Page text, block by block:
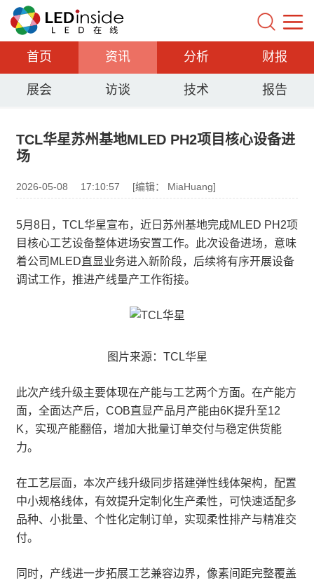
首页 资讯 分析 财报
展会 访谈 技术 报告
TCL华星苏州基地MLED PH2项目核心设备进
场
2026-05-08 17:10:57 [编辑： MiaHuang]
5月8日，TCL华星宣布，近日苏州基地完成MLED PH2项
目核心工艺设备整体进场安置工作。此次设备进场，意味
着公司MLED直显业务进入新阶段，后续将有序开展设备
调试工作，推进产线量产工作衔接。
图片来源：TCL华星
此次产线升级主要体现在产能与工艺两个方面。在产能方
面，全面达产后，COB直显产品月产能由6K提升至12
K，实现产能翻倍，增加大批量订单交付与稳定供货能
力。
在工艺层面，本次产线升级同步搭建弹性线体架构，配置
中小规格线体，有效提升定制化生产柔性，可快速适配多
品种、小批量、个性化定制订单，实现柔性排产与精准交
付。
同时，产线进一步拓展工艺兼容边界，像素间距完整覆盖